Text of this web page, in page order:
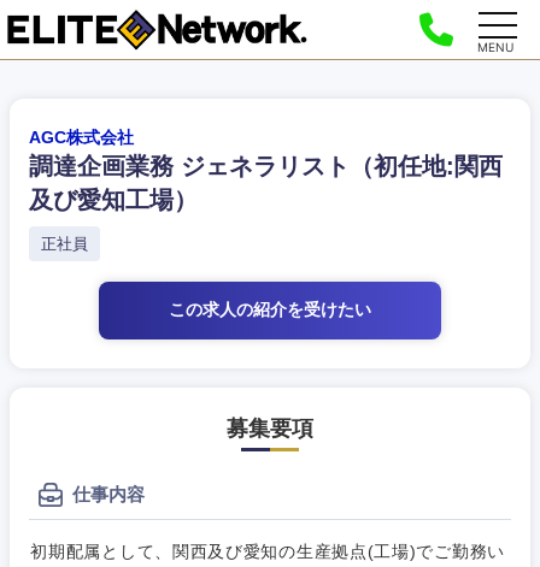
MENU
AGC株式会社
調達企画業務 ジェネラリスト（初任地:関西
及び愛知工場）
正社員
この求人の紹介を受けたい
募集要項
仕事内容
初期配属として、関西及び愛知の生産拠点(工場)でご勤務い